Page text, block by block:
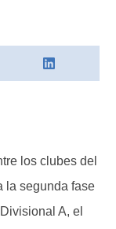
los clubes del
la segunda fase
A, el